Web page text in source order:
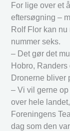
For lige over et
eftersøgning –
Rolf Flor kan
nummer seks.
– Det gør det
Hobro,
Dronerne bliver
– Vi vil gerne
over hele
Foreningens
dag som den